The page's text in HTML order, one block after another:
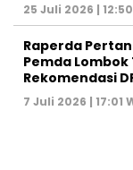
25 Juli 2026 |
Raperda
Pemda
Rekomendasi
7 Juli 2026 | 17:01